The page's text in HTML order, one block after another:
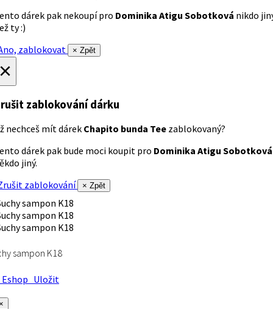
dárek pak nekoupí pro Dominika Atigu Sobotková nikdo
ty :)
zablokovat
× Zpět
zablokování dárku
nechceš mít dárek Chapito bunda Tee zablokovaný?
dárek pak bude moci koupit pro Dominika Atigu Sobotková
jiný.
zablokování
× Zpět
sampon K18
Uložit